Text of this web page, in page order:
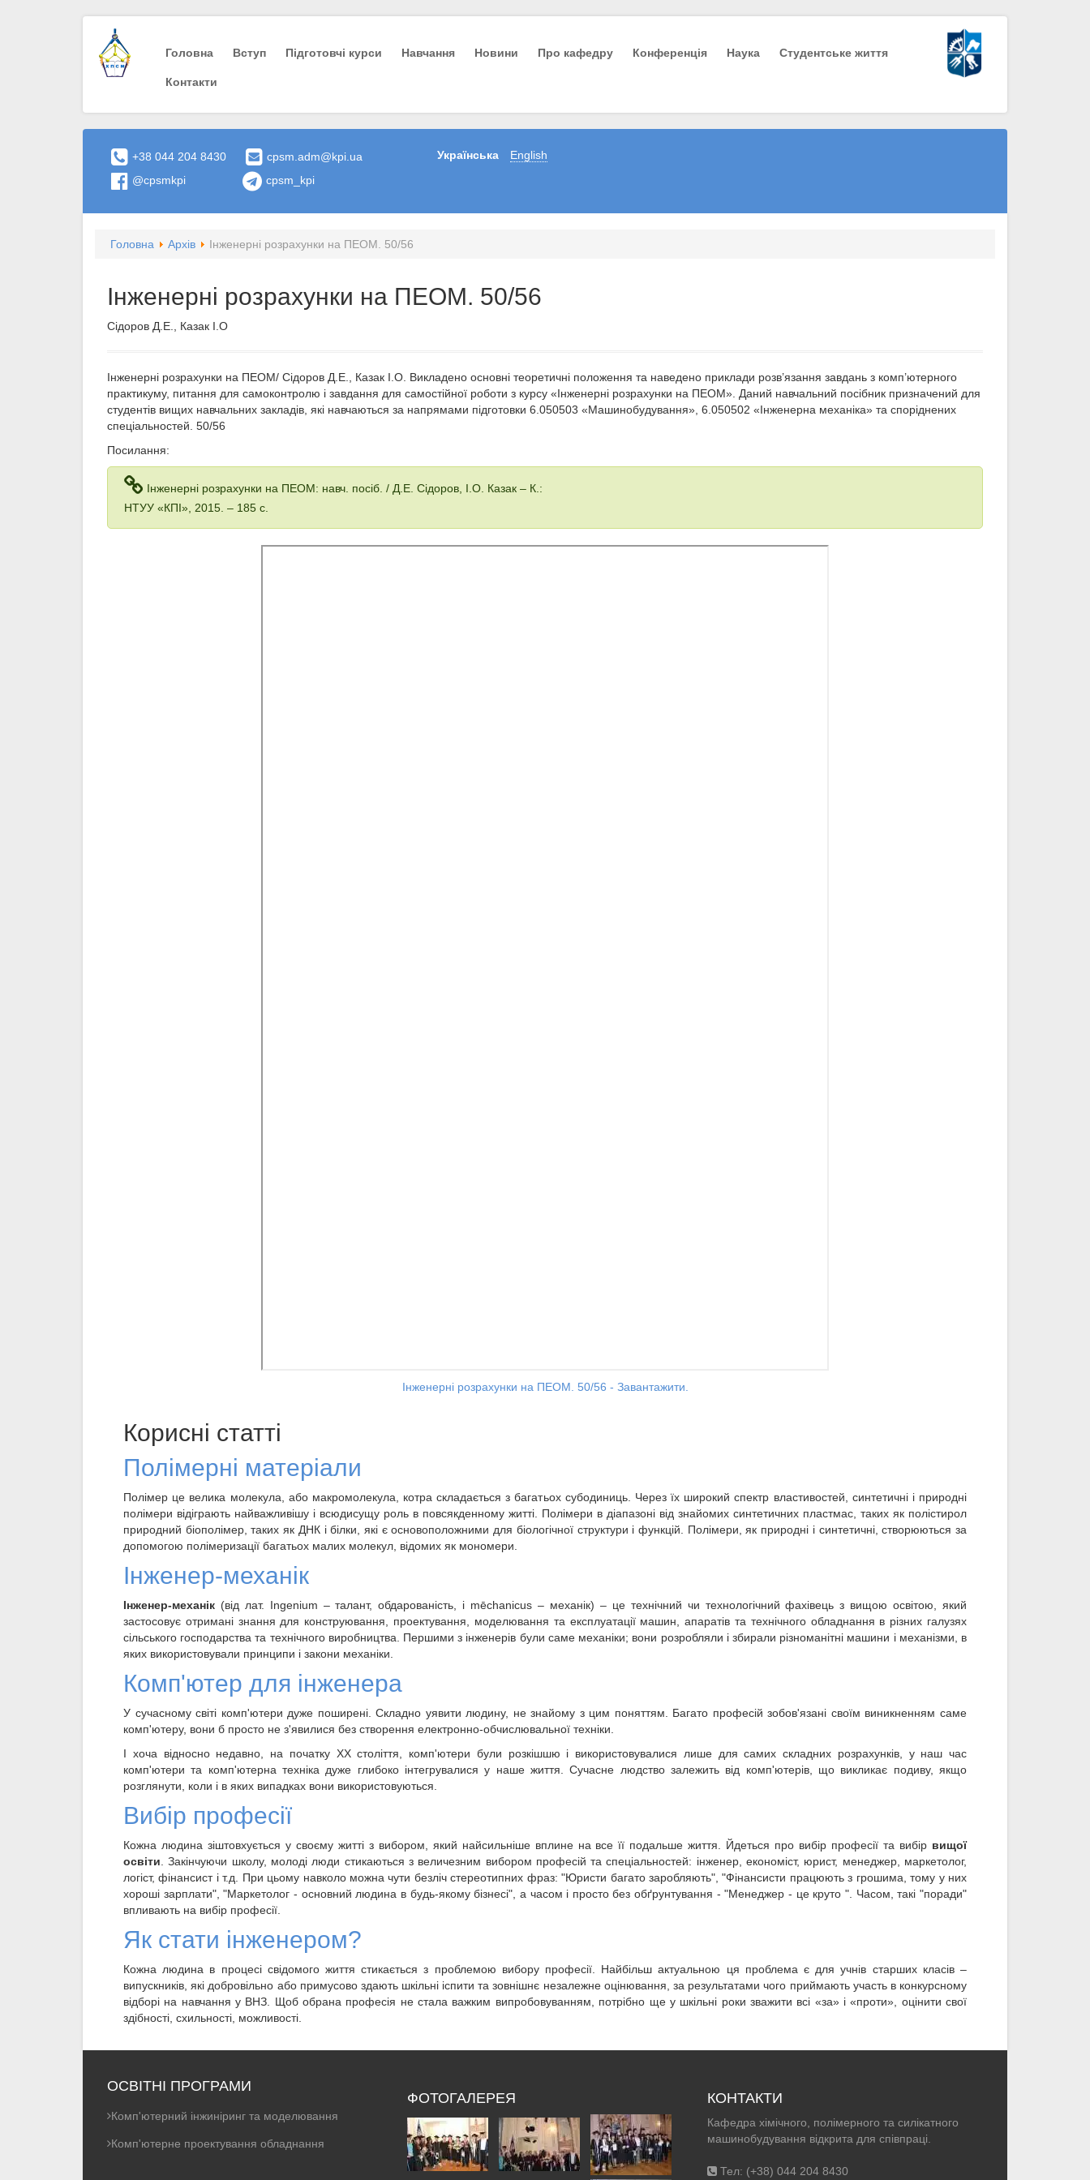
Головна Вступ Пiдготовчi курси Навчання Новини Про кафедру Конференція Наука Студентське життя
Контакти
+38 044 204 8430
cpsm.adm@kpi.ua
@cpsmkpi
cpsm_kpi
Українська English
Головна Архів Інженерні розрахунки на ПЕОМ. 50/56
Інженерні розрахунки на ПЕОМ. 50/56
Сідоров Д.Е., Казак І.О
Інженерні розрахунки на ПЕОМ/ Сідоров Д.Е., Казак І.О. Викладено основні теоретичні положення та наведено приклади розв’язання завдань з комп’ютерного
практикуму, питання для самоконтролю і завдання для самостійної роботи з курсу «Інженерні розрахунки на ПЕОМ». Даний навчальний посібник призначений для
студентів вищих навчальних закладів, які навчаються за напрямами підготовки 6.050503 «Машинобудування», 6.050502 «Інженерна механіка» та споріднених
спеціальностей. 50/56
Посилання:
Інженерні розрахунки на ПЕОМ: навч. посіб. / Д.Е. Сідоров, І.О. Казак – К.:
НТУУ «КПІ», 2015. – 185 с.
Інженерні розрахунки на ПЕОМ. 50/56 - Завантажити.
Корисні статті
Полімерні матеріали
Полімер це велика молекула, або макромолекула, котра складається з багатьох субодиниць. Через їх широкий спектр властивостей, синтетичні і природні
полімери відіграють найважливішу і всюдисущу роль в повсякденному житті. Полімери в діапазоні від знайомих синтетичних пластмас, таких як полістирол
природний біополімер, таких як ДНК і білки, які є основоположними для біологічної структури і функцій. Полімери, як природні і синтетичні, створюються за
допомогою полімеризації багатьох малих молекул, відомих як мономери.
Інженер-механік
Інженер-механік (від лат. Ingenium – талант, обдарованість, і mēchanicus – механік) – це технічний чи технологічний фахівець з вищою освітою, який
застосовує отримані знання для конструювання, проектування, моделювання та експлуатації машин, апаратів та технічного обладнання в різних галузях
сільського господарства та технічного виробництва. Першими з інженерів були саме механіки; вони розробляли і збирали різноманітні машини і механізми, в
яких використовували принципи і закони механіки.
Комп'ютер для інженера
У сучасному світі комп'ютери дуже поширені. Складно уявити людину, не знайому з цим поняттям. Багато професій зобов'язані своїм виникненням саме
комп'ютеру, вони б просто не з'явилися без створення електронно-обчислювальної техніки.
І хоча відносно недавно, на початку XX століття, комп'ютери були розкішшю і використовувалися лише для самих складних розрахунків, у наш час
комп'ютери та комп'ютерна техніка дуже глибоко інтегрувалися у наше життя. Сучасне людство залежить від комп'ютерів, що викликає подиву, якщо
розглянути, коли і в яких випадках вони використовуються.
Вибір професії
Кожна людина зіштовхується у своєму житті з вибором, який найсильніше вплине на все її подальше життя. Йдеться про вибір професії та вибір вищої
освіти . Закінчуючи школу, молоді люди стикаються з величезним вибором професій та спеціальностей: інженер, економіст, юрист, менеджер, маркетолог,
логіст, фінансист і т.д. При цьому навколо можна чути безліч стереотипних фраз: "Юристи багато заробляють", "Фінансисти працюють з грошима, тому у них
хороші зарплати", "Маркетолог - основний людина в будь-якому бізнесі", а часом і просто без обґрунтування - "Менеджер - це круто ". Часом, такі "поради"
впливають на вибір професії.
Як стати інженером?
Кожна людина в процесі свідомого життя стикається з проблемою вибору професії. Найбільш актуальною ця проблема є для учнів старших класів –
випускників, які добровільно або примусово здають шкільні іспити та зовнішнє незалежне оцінювання, за результатами чого приймають участь в конкурсному
відборі на навчання у ВНЗ. Щоб обрана професія не стала важким випробовуванням, потрібно ще у шкільні роки зважити всі «за» і «проти», оцінити свої
здібності, схильності, можливості.
ОСВІТНІ ПРОГРАМИ
Комп'ютерний інжиніринг та моделювання
Комп'ютерне проектування обладнання
ФОТОГАЛЕРЕЯ КОНТАКТИ
Кафедра хімічного, полімерного та силікатного
машинобудування відкрита для співпраці.
Тел: (+38) 044 204 8430